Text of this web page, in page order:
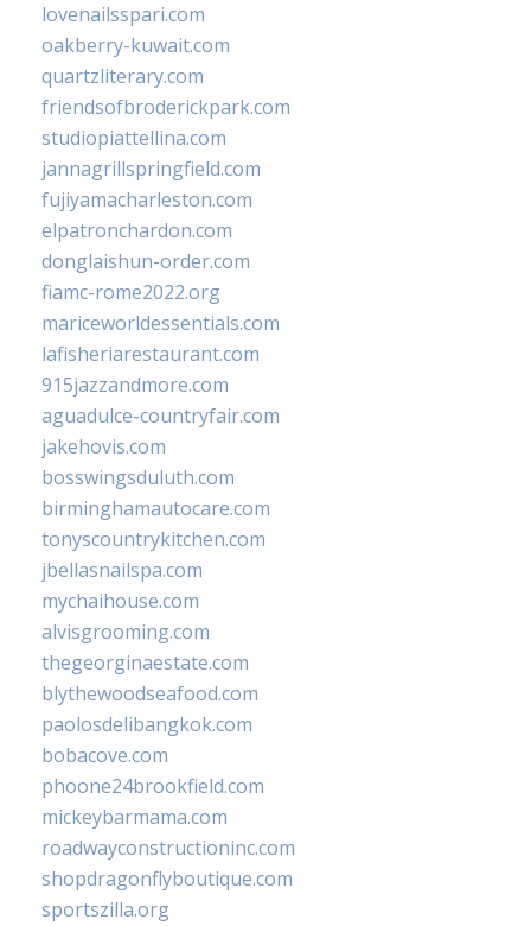
lovenailsspari.com
oakberry-kuwait.com
quartzliterary.com
friendsofbroderickpark.com
studiopiattellina.com
jannagrillspringfield.com
fujiyamacharleston.com
elpatronchardon.com
donglaishun-order.com
fiamc-rome2022.org
mariceworldessentials.com
lafisheriarestaurant.com
915jazzandmore.com
aguadulce-countryfair.com
jakehovis.com
bosswingsduluth.com
birminghamautocare.com
tonyscountrykitchen.com
jbellasnailspa.com
mychaihouse.com
alvisgrooming.com
thegeorginaestate.com
blythewoodseafood.com
paolosdelibangkok.com
bobacove.com
phoone24brookfield.com
mickeybarmama.com
roadwayconstructioninc.com
shopdragonflyboutique.com
sportszilla.org